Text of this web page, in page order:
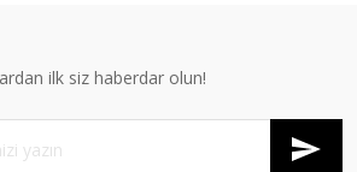
ilk siz haberdar olun!